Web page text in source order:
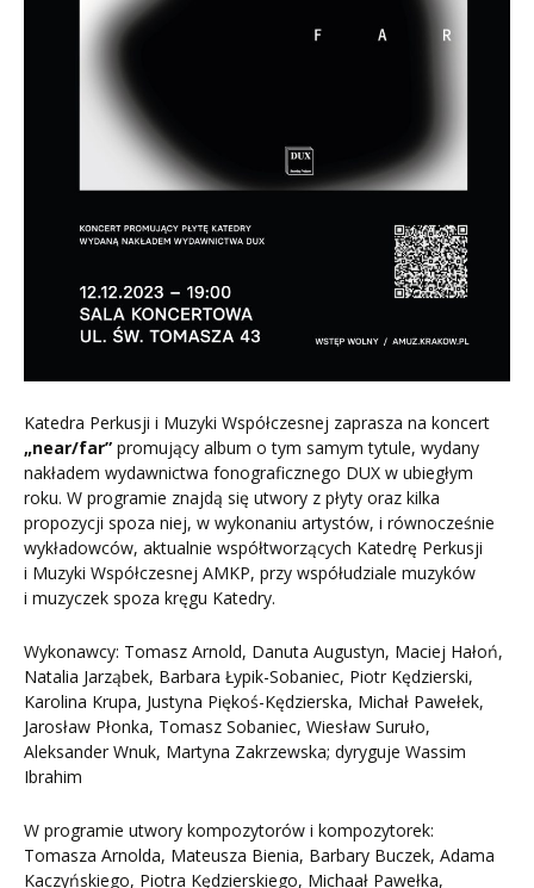
Katedra Perkusji i Muzyki Współczesnej zaprasza na koncert
„near/far” promujący album o tym samym tytule, wydany
nakładem wydawnictwa fonograficznego DUX w ubiegłym
roku. W programie znajdą się utwory z płyty oraz kilka
propozycji spoza niej, w wykonaniu artystów, i równocześnie
wykładowców, aktualnie współtworzących Katedrę Perkusji
i Muzyki Współczesnej AMKP, przy współudziale muzyków
i muzyczek spoza kręgu Katedry.
Wykonawcy: Tomasz Arnold, Danuta Augustyn, Maciej Hałoń,
Natalia Jarząbek, Barbara Łypik-Sobaniec, Piotr Kędzierski,
Karolina Krupa, Justyna Piękoś-Kędzierska, Michał Pawełek,
Jarosław Płonka, Tomasz Sobaniec, Wiesław Suruło,
Aleksander Wnuk, Martyna Zakrzewska; dyryguje Wassim
Ibrahim
W programie utwory kompozytorów i kompozytorek:
Tomasza Arnolda, Mateusza Bienia, Barbary Buczek, Adama
Kaczyńskiego, Piotra Kędzierskiego, Michaał Pawełka,